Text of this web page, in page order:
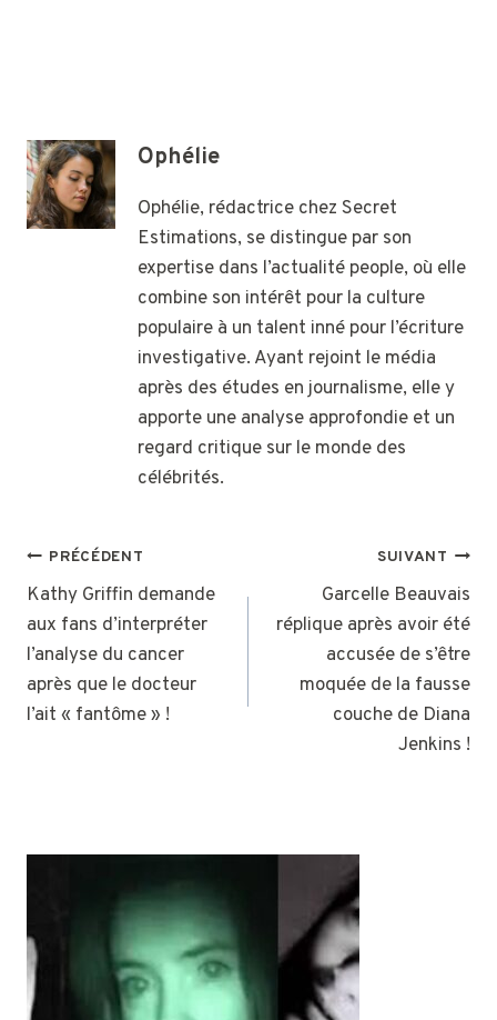
Ophélie
Ophélie, rédactrice chez Secret
Estimations, se distingue par son
expertise dans l’actualité people, où elle
combine son intérêt pour la culture
populaire à un talent inné pour l’écriture
investigative. Ayant rejoint le média
après des études en journalisme, elle y
apporte une analyse approfondie et un
regard critique sur le monde des
célébrités.
NAVIGATION
DE
L’ARTICLE
PRÉCÉDENT
Kathy Griffin demande
aux fans d’interpréter
l’analyse du cancer
après que le docteur
l’ait « fantôme » !
SUIVANT
Garcelle Beauvais
réplique après avoir été
accusée de s’être
moquée de la fausse
couche de Diana
Jenkins !